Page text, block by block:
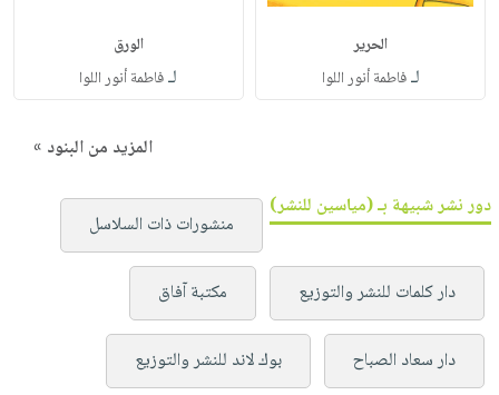
الحرير
لـفاطمة أنور اللوا
الورق
لـفاطمة أنور اللوا
المزيد من البنود »
دور نشر شبيهة بـ (مياسين للنشر)
منشورات ذات السلاسل
دار كلمات للنشر والتوزيع مكتبة آفاق
دار سعاد الصباح بوك لاند للنشر والتوزيع